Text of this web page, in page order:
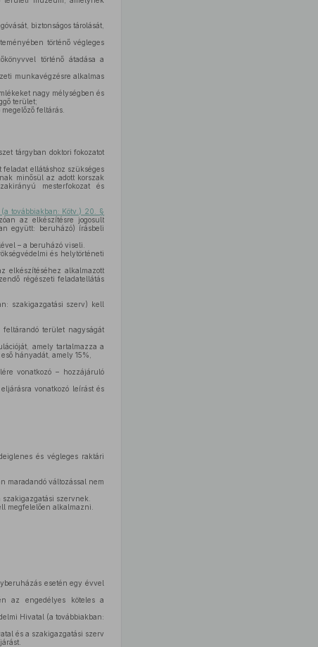
biztonságos tárolását,
történő végleges
történő átadása a
munkavégzésre alkalmas
nagy mélységben és
terület;
feltárás.
tárgyban doktori fokozatot
ellátáshoz szükséges
minősül az adott korszak
mesterfokozat és
továbbiakban: Kötv.) 20. §
az elkészítésre jogosult
együtt: beruházó) írásbeli
– a beruházó viseli.
és helytörténeti
elkészítéséhez alkalmazott
régészeti feladatellátás
szakigazgatási szerv) kell
terület nagyságát
amely tartalmazza a
hányadát, amely 15%,
vonatkozó – hozzájáruló
vonatkozó leírást és
és végleges raktári
maradandó változással nem
szervnek.
megfelelően alkalmazni.
esetén egy évvel
az engedélyes köteles a
Hivatal (a továbbiakban:
és a szakigazgatási szerv